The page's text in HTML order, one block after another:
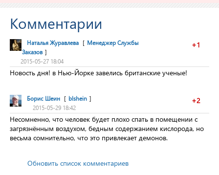
Комментарии
+1
Наталья Журавлева [ Менеджер Службы
Заказов ]
2015-05-27 18:04
Новость дня! в Нью-Йорке завелись британские ученые!
+2
Борис Шеин [ blshein ]
2015-05-29 18:42
Несомненно, что человек будет плохо спать в помещении с
загрязнённым воздухом, бедным содержанием кислорода, но
весьма сомнительно, что это привлекает демонов.
Обновить список комментариев